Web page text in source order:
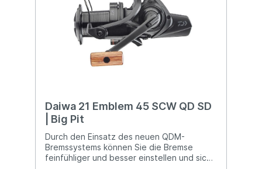
Daiwa 21 Emblem 45 SCW QD SD
| Big Pit
Durch den Einsatz des neuen QDM-
Bremssystems können Sie die Bremse
feinfühliger und besser einstellen und sich